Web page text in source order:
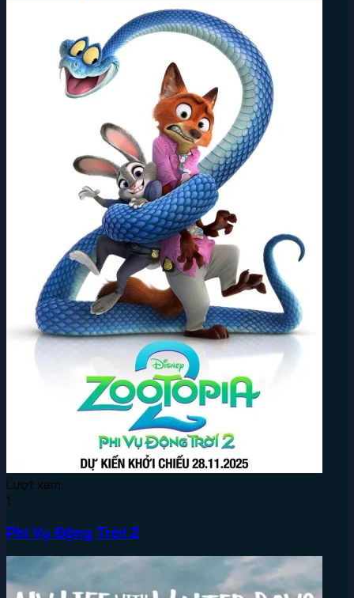
Lượt xem:
1
Phi Vụ Động Trời 2